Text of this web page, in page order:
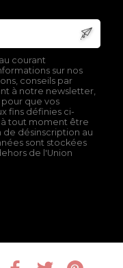
courant
sur nos
conseils par
à notre newsletter,
que vos
fins définies ci-
tout moment être
de désinscription au
sont stockées
de l'Union
FacebookTwitter